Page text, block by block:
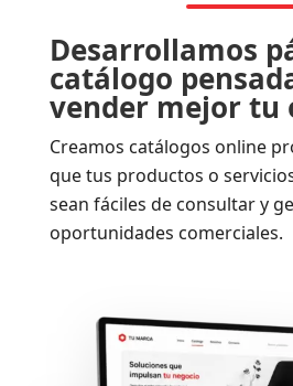
Desarrollamos
catálogo
vender mejor tu
Creamos catálogos online
que tus productos o
sean fáciles de consultar y
oportunidades comerciales.